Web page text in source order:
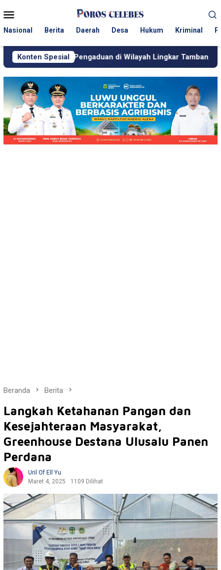
ke
Mobile
Nasional Berita Daerah Desa Hukum Kriminal
Konten Spesial
Pengaduan di Wilayah Lingkar Tambang Respons
Beranda Berita
Langkah Ketahanan Pangan dan
Kesejahteraan Masyarakat,
Greenhouse Destana Ulusalu Panen
Perdana
Uril Of Ell Yu
Maret 4, 2025
1109 Dilihat